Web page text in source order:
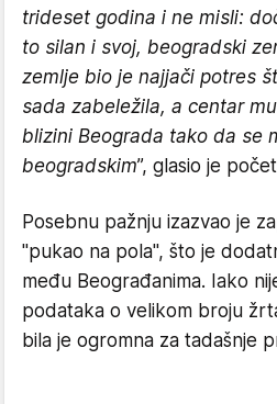
trideset godina i ne misli:
to silan i svoj, beogradski
zemlje bio je najjači potres
sada zabeležila, a centar
blizini Beograda tako da se
beogradskim”, glasio je
Posebnu pažnju izazvao je
''pukao na pola'', što je
među Beograđanima. Iako
podataka o velikom broju
bila je ogromna za tadašnje